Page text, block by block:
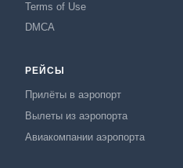
Terms of Use
DMCA
РЕЙСЫ
Прилёты в аэропорт
Вылеты из аэропорта
Авиакомпании аэропорта